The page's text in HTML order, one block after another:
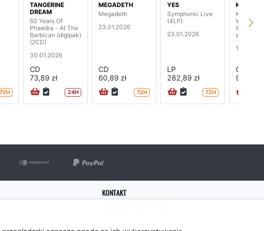
72H
TANGERINE
DREAM
50 Years Of
Phaedra - At The
Barbican (digipak)
(2CD)
30.01.2026
CD
73,89 zł
24H
MEGADETH
Megadeth
23.01.2026
CD
60,89 zł
72H
YES
Symphonic Live
(4LP)
23.01.2026
LP
282,89 zł
72H
KREATOR
Krushers
World
limited
edition)
CD
95,89 zł
KONTAKT